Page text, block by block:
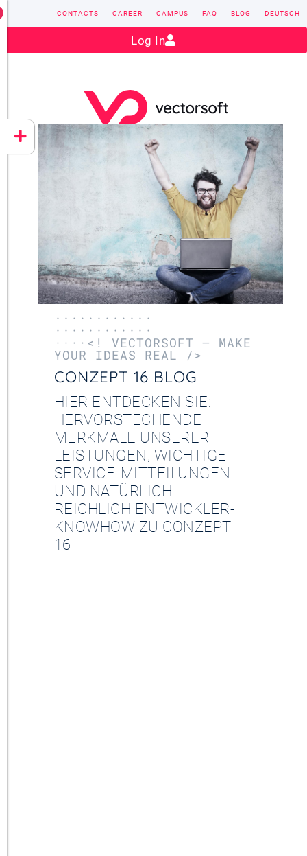
CONZEPT 16
YEET
Contact: sales@vectorsoft.de
CONTACTS CAREER CAMPUS FAQ BLOG DEUTSCH
Log In
············
············
····<! VECTORSOFT – MAKE
YOUR IDEAS REAL />
CONZEPT 16 BLOG
HIER ENTDECKEN SIE:
HERVORSTECHENDE
MERKMALE UNSERER
LEISTUNGEN, WICHTIGE
SERVICE-MITTEILUNGEN
UND NATÜRLICH
REICHLICH ENTWICKLER-
KNOWHOW ZU CONZEPT
16